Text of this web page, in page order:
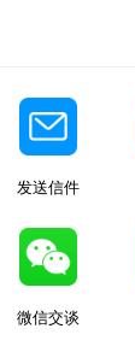
发送信件
微信交谈